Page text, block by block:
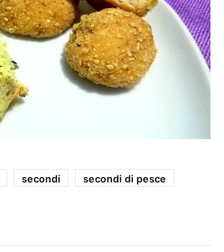
secondi
secondi di pesce